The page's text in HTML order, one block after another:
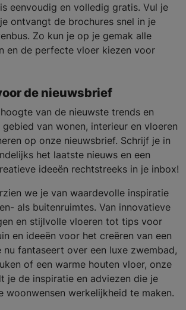
eenvoudig en volledig gratis. Vul je
ontvangt de brochures snel in je
Zo kun je op je gemak alle
en de perfecte vloer kiezen voor
de nieuwsbrief
van de nieuwste trends en
van wonen, interieur en vloeren
op onze nieuwsbrief. Schrijf je in
het laatste nieuws en een
ideeën rechtstreeks in je inbox!
we je van waardevolle inspiratie
als buitenruimtes. Van innovatieve
en stijlvolle vloeren tot tips voor
en ideeën voor het creëren van een
nu fantaseert over een luxe zwembad,
of een warme houten vloer, onze
je de inspiratie en adviezen die je
woonwensen werkelijkheid te maken.